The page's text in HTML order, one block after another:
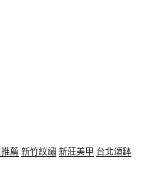
薦 新竹紋繡新莊美甲 台北頌缽